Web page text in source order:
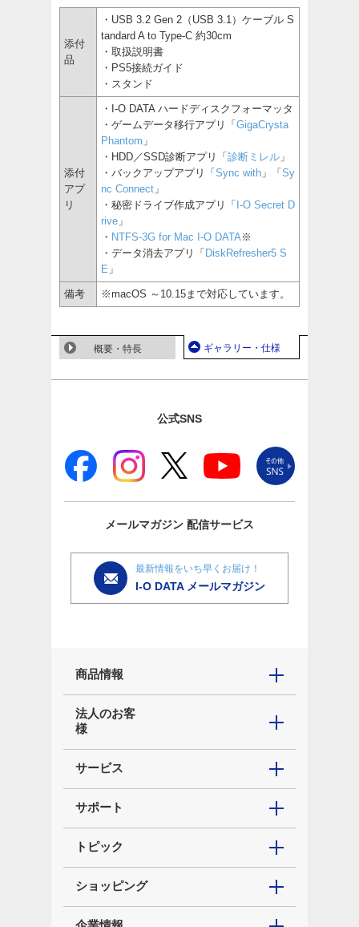
添付
品
・USB 3.2 Gen 2（USB 3.1）ケーブル S
tandard A to Type-C 約30cm
・取扱説明書
・PS5接続ガイド
・スタンド
添付
アプ
リ
・I-O DATA ハードディスクフォーマッタ
・ゲームデータ移行アプリ「 GigaCrysta
Phantom 」
・HDD／SSD診断アプリ「 診断ミレル 」
・バックアップアプリ「 Sync with 」「 Sy
nc Connect 」
・秘密ドライブ作成アプリ「 I-O Secret D
rive 」
・ NTFS-3G for Mac I-O DATA ※
・データ消去アプリ「 DiskRefresher5 S
E 」
備考 ※macOS ～10.15まで対応しています。
概要・特長 ギャラリー・仕様
公式SNS
メールマガジン 配信サービス
最新情報をいち早くお届け！
I-O DATA メールマガジン
商品情報
法人のお客
様
サービス
サポート
トピック
ショッピング